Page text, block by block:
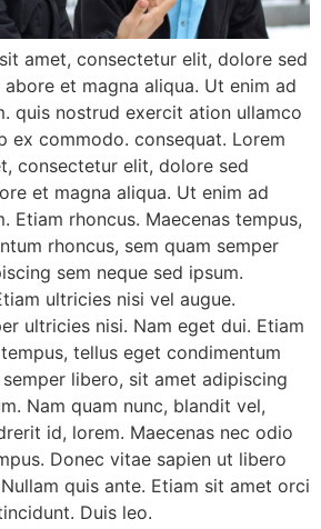
amet, consectetur elit, dolore sed
et magna aliqua. Ut enim ad
quis nostrud exercit ation ullamco
ex commodo. consequat. Lorem
consectetur elit, dolore sed
et magna aliqua. Ut enim ad
Etiam rhoncus. Maecenas tempus,
rhoncus, sem quam semper
sem neque sed ipsum.
ultricies nisi vel augue.
ultricies nisi. Nam eget dui. Etiam
tellus eget condimentum
libero, sit amet adipiscing
Nam quam nunc, blandit vel,
id, lorem. Maecenas nec odio
Donec vitae sapien ut libero
quis ante. Etiam sit amet orci
Duis leo.